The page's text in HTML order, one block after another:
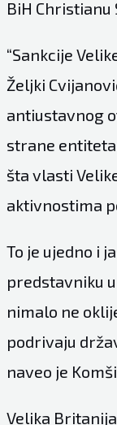
BiH Christianu
“Sankcije
Željki
antiustavnog
strane entiteta
šta vlasti
aktivnostima
To je ujedno i
predstavniku
nimalo ne
podrivaju
naveo je
Velika